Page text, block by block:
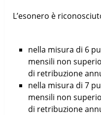
L’esonero è
nella misura di 6
mensili non
di retribuzione
nella misura di 7
mensili non
di retribuzione